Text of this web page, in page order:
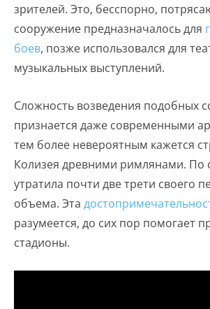
зрителей. Это, бесспорно,
сооружение предназначалось для
боев, позже использовался для
музыкальных выступлений.
Сложность возведения подобных
признается даже современными
тем более невероятным кажется
Колизея древними римлянами. По
утратила почти две трети своего
объема. Эта
разумеется, до сих пор помогает
стадионы.